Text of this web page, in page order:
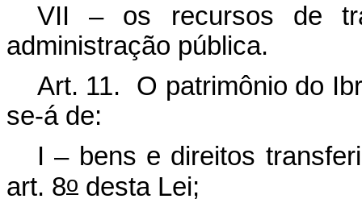
VII – os recursos de
administração pública.
Art. 11. O patrimônio do
se-á de:
I – bens e direitos
art. 8o desta Lei;